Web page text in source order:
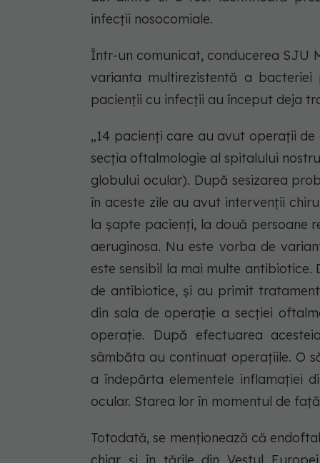
infecții nosocomiale.
Într-un comunicat, conducerea SJU
varianta multirezistentă a
pacienții cu infecții au început deja
„14 pacienți care au avut operații
secția oftalmologie al spitalului
globului ocular). După sesizarea
în aceste zile au avut intervenții
la șapte pacienți, la două persoane
aeruginosa. Nu este vorba de
este sensibil la mai multe
de antibiotice, și au primit
din sala de operație a secției
operație. După efectuarea
sâmbăta au continuat operațiile. O
a îndepărta elementele inflamației
ocular. Starea lor în momentul de
Totodată, se menționează că
chiar și în țările din Vestul